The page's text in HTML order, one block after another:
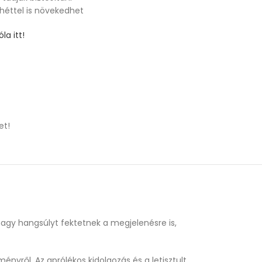
is növekedhet
itt!
hangsúlyt fektetnek a megjelenésre is,